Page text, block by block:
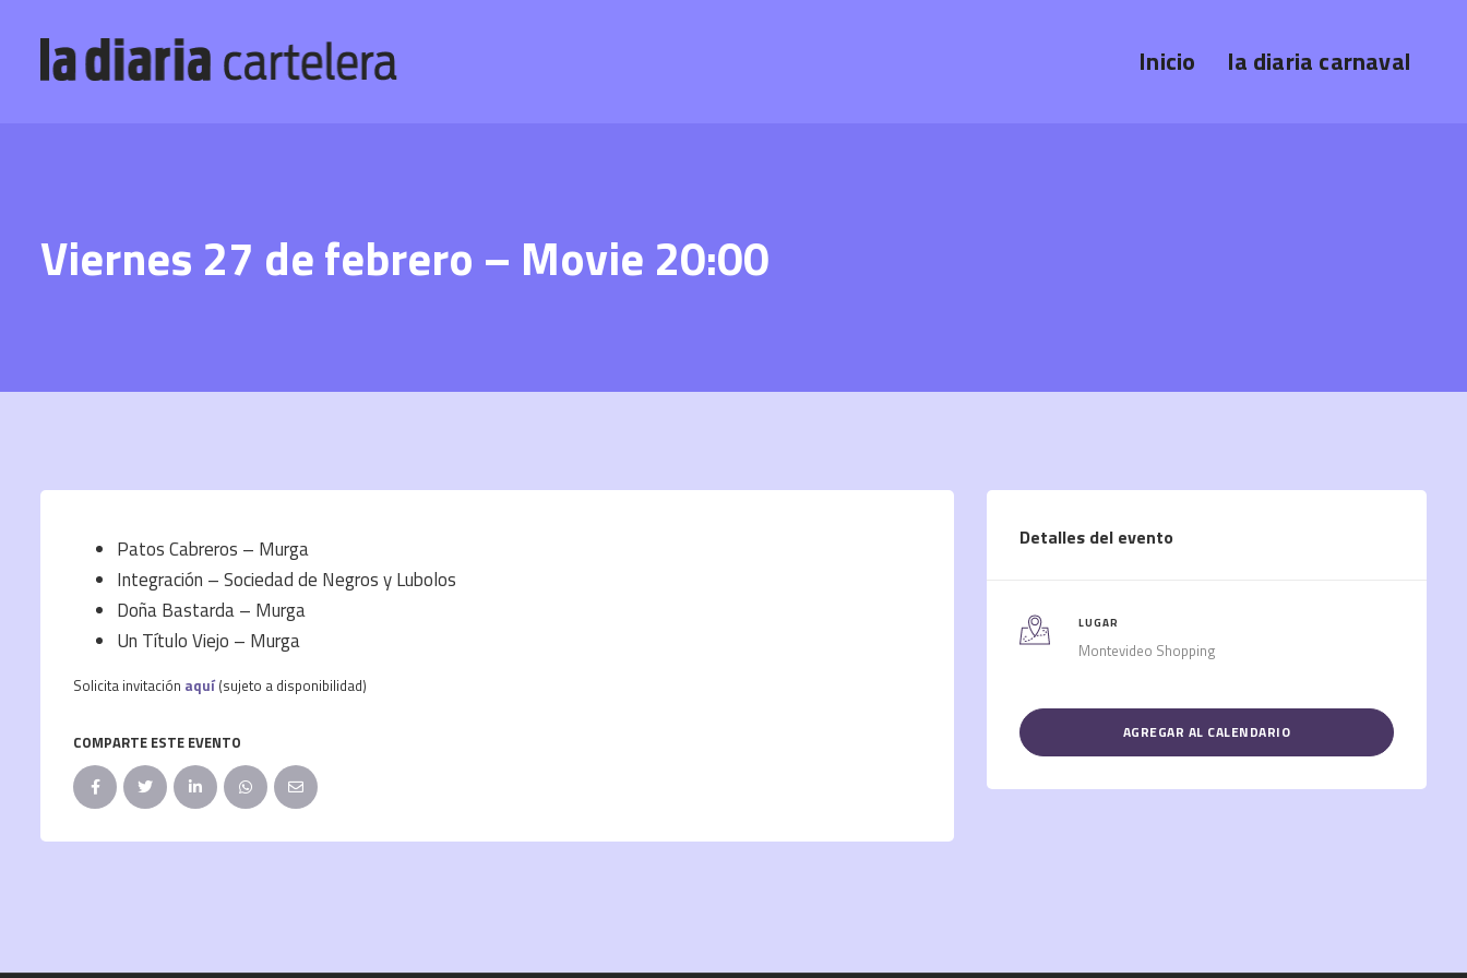
Inicio la diaria carnaval
Viernes 27 de febrero – Movie 20:00
Patos Cabreros – Murga
Integración – Sociedad de Negros y Lubolos
Doña Bastarda – Murga
Un Título Viejo – Murga
Solicita invitación aquí (sujeto a disponibilidad)
COMPARTE ESTE EVENTO
Detalles del evento
LUGAR
Montevideo Shopping
AGREGAR AL CALENDARIO